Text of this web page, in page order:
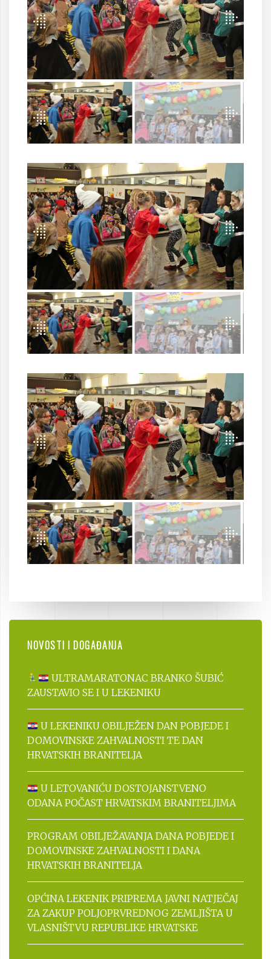
NOVOSTI I DOGAĐANJA
ULTRAMARATONAC BRANKO ŠUBIĆ
ZAUSTAVIO SE I U LEKENIKU
U LEKENIKU OBILJEŽEN DAN POBJEDE I
DOMOVINSKE ZAHVALNOSTI TE DAN
HRVATSKIH BRANITELJA
U LETOVANIĆU DOSTOJANSTVENO
ODANA POČAST HRVATSKIM BRANITELJIMA
PROGRAM OBILJEŽAVANJA DANA POBJEDE I
DOMOVINSKE ZAHVALNOSTI I DANA
HRVATSKIH BRANITELJA
OPĆINA LEKENIK PRIPREMA JAVNI NATJEČAJ
ZA ZAKUP POLJOPRVREDNOG ZEMLJIŠTA U
VLASNIŠTVU REPUBLIKE HRVATSKE